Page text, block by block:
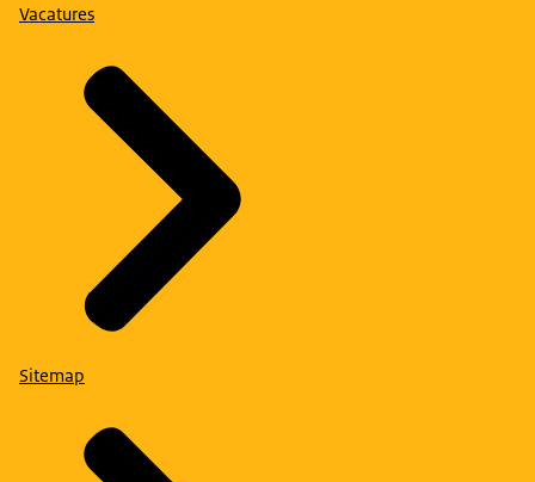
Vacatures
Sitemap